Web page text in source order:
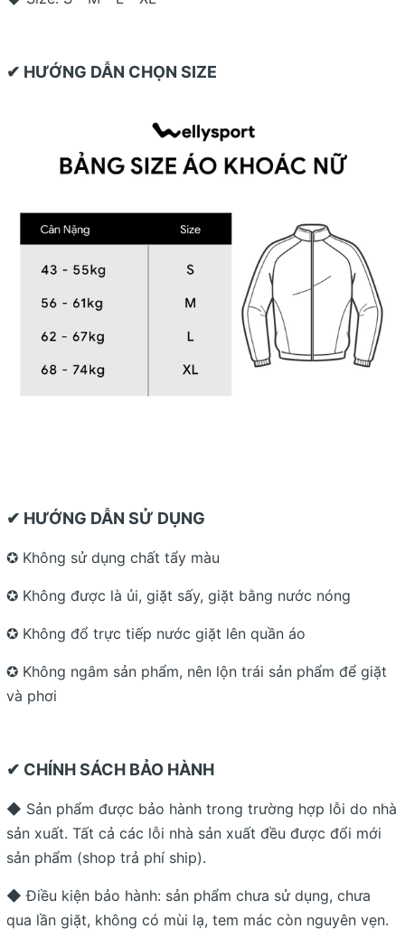
✔ HƯỚNG DẪN CHỌN SIZE
✔ HƯỚNG DẪN SỬ DỤNG
✪ Không sử dụng chất tẩy màu
✪ Không được là ủi, giặt sấy, giặt bằng nước nóng
✪ Không đổ trực tiếp nước giặt lên quần áo
✪ Không ngâm sản phẩm, nên lộn trái sản phẩm để giặt
và phơi
✔ CHÍNH SÁCH BẢO HÀNH
◆ Sản phẩm được bảo hành trong trường hợp lỗi do nhà
sản xuất. Tất cả các lỗi nhà sản xuất đều được đổi mới
sản phẩm (shop trả phí ship).
◆ Điều kiện bảo hành: sản phẩm chưa sử dụng, chưa
qua lần giặt, không có mùi lạ, tem mác còn nguyên vẹn.